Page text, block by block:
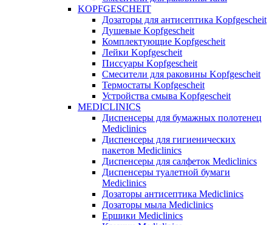
KOPFGESCHEIT
Дозаторы для антисептика Kopfgescheit
Душевые Kopfgescheit
Комплектующие Kopfgescheit
Лейки Kopfgescheit
Писсуары Kopfgescheit
Смесители для раковины Kopfgescheit
Термостаты Kopfgescheit
Устройства смыва Kopfgescheit
MEDICLINICS
Диспенсеры для бумажных полотенец
Mediclinics
Диспенсеры для гигиенических
пакетов Mediclinics
Диспенсеры для салфеток Mediclinics
Диспенсеры туалетной бумаги
Mediclinics
Дозаторы антисептика Mediclinics
Дозаторы мыла Mediclinics
Ершики Mediclinics